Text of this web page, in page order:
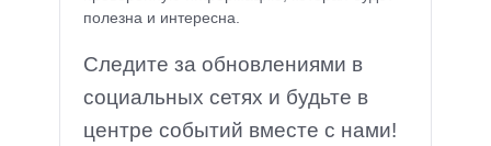
полезна и интересна.
Следите за обновлениями в
социальных сетях и будьте в
центре событий вместе с нами!